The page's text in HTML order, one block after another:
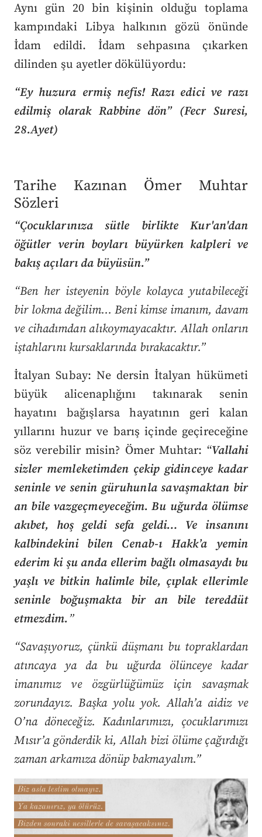
Aynı gün 20 bin kişinin olduğu toplama
kampındaki Libya halkının gözü önünde
İdam edildi. İdam sehpasına çıkarken
dilinden şu ayetler dökülüyordu:
“Ey huzura ermiş nefis! Razı edici ve razı
edilmiş olarak Rabbine dön” (Fecr Suresi,
28.Ayet)
Tarihe Kazınan Ömer Muhtar
Sözleri
“Çocuklarınıza sütle birlikte Kur'an'dan
öğütler verin boyları büyürken kalpleri ve
bakış açıları da büyüsün.”
“Ben her isteyenin böyle kolayca yutabileceği
bir lokma değilim… Beni kimse imanım, davam
ve cihadımdan alıkoymayacaktır. Allah onların
iştahlarını kursaklarında bırakacaktır.”
İtalyan Subay: Ne dersin İtalyan hükümeti
büyük alicenaplığını takınarak senin
hayatını bağışlarsa hayatının geri kalan
yıllarını huzur ve barış içinde geçireceğine
söz verebilir misin? Ömer Muhtar: “Vallahi
sizler memleketimden çekip gidinceye kadar
seninle ve senin güruhunla savaşmaktan bir
an bile vazgeçmeyeceğim. Bu uğurda ölümse
akıbet, hoş geldi sefa geldi… Ve insanını
kalbindekini bilen Cenab-ı Hakk’a yemin
ederim ki şu anda ellerim bağlı olmasaydı bu
yaşlı ve bitkin halimle bile, çıplak ellerimle
seninle boğuşmakta bir an bile tereddüt
etmezdim.”
“Savaşıyoruz, çünkü düşmanı bu topraklardan
atıncaya ya da bu uğurda ölünceye kadar
imanımız ve özgürlüğümüz için savaşmak
zorundayız. Başka yolu yok. Allah’a aidiz ve
O’na döneceğiz. Kadınlarımızı, çocuklarımızı
Mısır’a gönderdik ki, Allah bizi ölüme çağırdığı
zaman arkamıza dönüp bakmayalım.”